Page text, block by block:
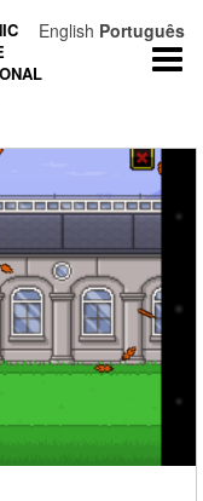
English Português